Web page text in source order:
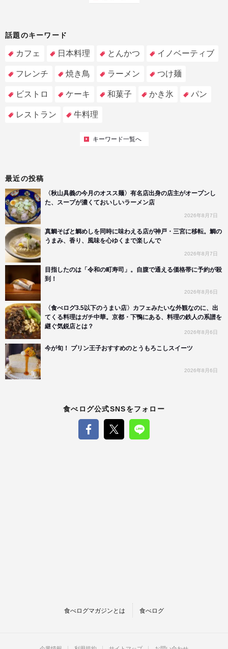
話題のキーワード
カフェ 日本料理 とんかつ イノベーティブ
フレンチ 焼き鳥 ラーメン つけ麺
ビストロ ケーキ 和菓子 かき氷 パン
レストラン 牛料理
キーワード一覧へ
最近の投稿
〈秋山具義の今月のオスス麺〉有名店出身の店主がオープンし
た、スープが濃くておいしいラーメン店
2026年8月7日
真鯛そばと鯛めしを同時に味わえる店が神戸・三宮に移転。鯛の
うまみ、香り、風味を心ゆくまで楽しんで
2026年8月7日
目指したのは「令和の町寿司」。自腹で通える価格帯に予約が殺
到！
2026年8月6日
〈食べログ3.5以下のうまい店〉カフェみたいな外観なのに、出
てくる料理はガチ中華。京都・下鴨にある、料理の鉄人の系譜を
継ぐ気鋭店とは？
2026年8月6日
今が旬！ プリン王子おすすめのとうもろこしスイーツ
2026年8月6日
食べログ公式SNSをフォロー
食べログマガジンとは 食べログ